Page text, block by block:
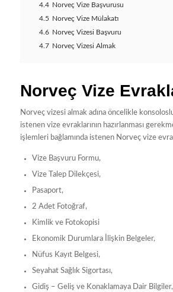
4.4 Norveç Vize Başvurusu
4.5 Norveç Vize Mülakatı
4.6 Norveç Vizesi Başvuru
4.7 Norveç Vizesi Almak
Norveç Vize
Norveç vizesi almak adına öncelikle
istenen vize evraklarının hazırlanması
işlemleri bağlamında istenen Norveç vize
Vize Başvuru Formu,
Vize Talep Dilekçesi,
Pasaport,
2 Adet Fotoğraf,
Kimlik ve Fotokopisi
Ekonomik Durumlara İlişkin Belgeler,
Nüfus Kayıt Belgesi,
Seyahat Sağlık Sigortası,
Gidiş – Geliş ve Konaklamaya Dair Bilgiler,